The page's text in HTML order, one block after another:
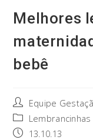
Melhores
bebê
Post
author:
Equipe
Post
category:
Post13.10.13